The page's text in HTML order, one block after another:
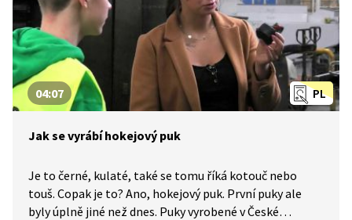
PL
04:07
Jak se vyrábí hokejový puk
Je to černé, kulaté, také se tomu říká kotouč nebo
touš. Copak je to? Ano, hokejový puk. První puky ale
byly úplně jiné než dnes. Puky vyrobené v České